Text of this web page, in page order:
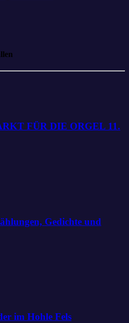
FÜR DIE ORGEL 11.
Gedichte und
im Hohle Fels